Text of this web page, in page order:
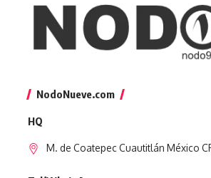
NodoNueve.com
HQ
M. de Coatepec Cuautitlán México